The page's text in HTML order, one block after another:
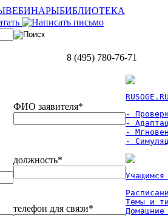
ВЕБИНАРЫБИБЛИОТЕКА
8 (495) 780-76-71
ФИО заявителя*
должность*
телефон для связи*
-
-
-
-
Темы и
Домашние